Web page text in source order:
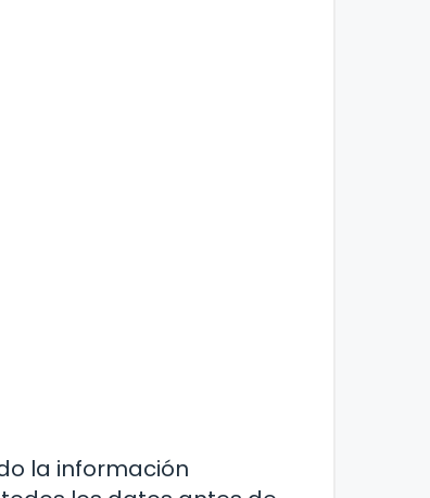
la información